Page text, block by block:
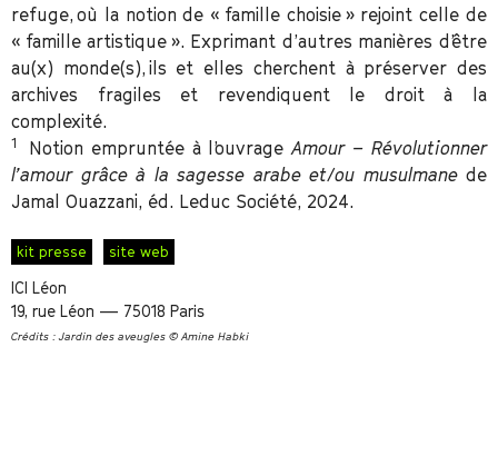
refuge, où la notion de « famille choisie » rejoint celle de
« famille artistique ». Exprimant d’autres manières d’être
au(x) monde(s), ils et elles cherchent à préserver des
archives fragiles et revendiquent le droit à la
complexité.
1 Notion empruntée à l’ouvrageAmour – Révolutionner
l’amour grâce à la sagesse arabe et/ou musulmanede
Jamal Ouazzani, éd. Leduc Société, 2024.
kit presse site web
ICI Léon
19, rue Léon — 75018 Paris
Crédits :Jardin des aveugles © Amine Habki